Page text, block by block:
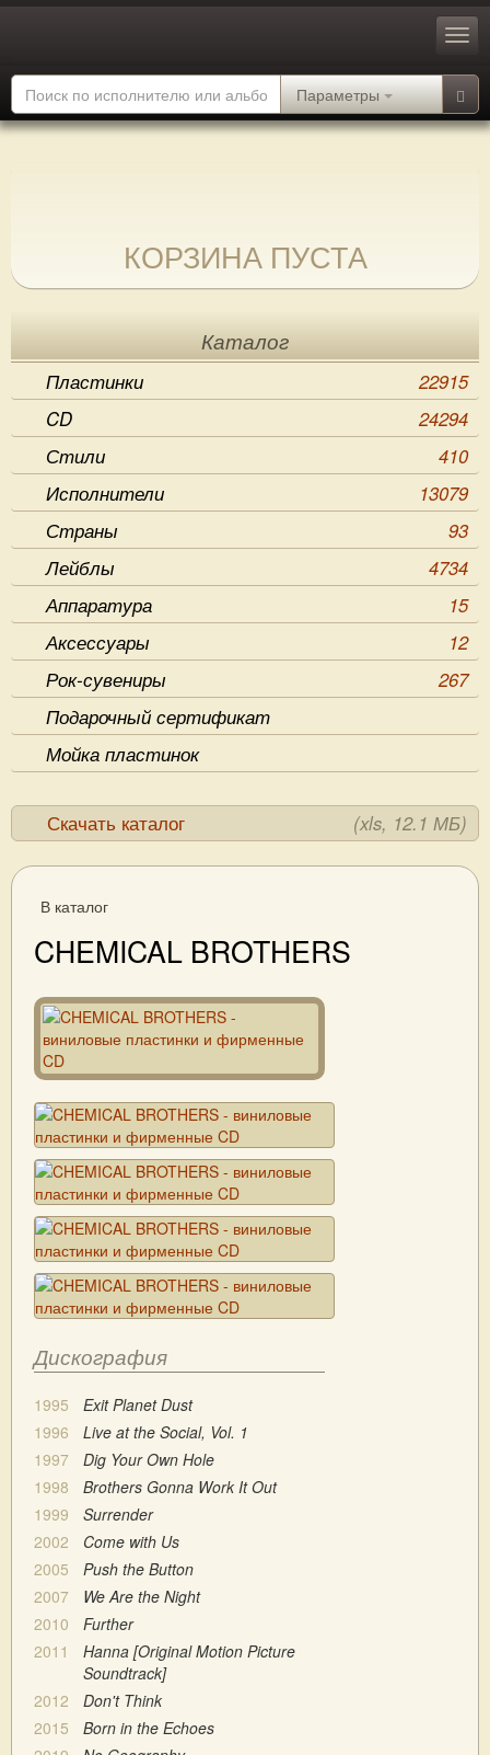
Параметры
КОРЗИНА ПУСТА
Каталог
Пластинки
22915
CD
24294
Стили
410
Исполнители
13079
Страны
93
Лейблы
4734
Аппаратура
15
Аксессуары
12
Рок-сувениры
267
Подарочный сертификат
Мойка пластинок
Скачать каталог (xls, 12.1 МБ)
В каталог
CHEMICAL BROTHERS
Дискография
1995
Exit Planet Dust
1996
Live at the Social, Vol. 1
1997
Dig Your Own Hole
1998
Brothers Gonna Work It Out
1999
Surrender
2002
Come with Us
2005
Push the Button
2007
We Are the Night
2010
Further
2011
Hanna [Original Motion Picture
Soundtrack]
2012
Don't Think
2015
Born in the Echoes